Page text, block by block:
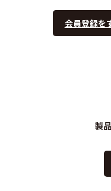
会員登録を
製